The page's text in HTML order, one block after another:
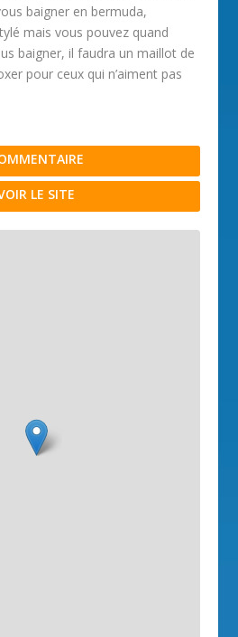
baigner en bermuda,
mais vous pouvez quand
baigner, il faudra un maillot de
pour ceux qui n’aiment pas
LE SITE